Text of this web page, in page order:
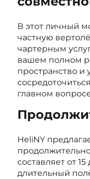
В этот личный
частную
чартерным
вашем полном
пространство и
главном
HeliNY
составляет от
длительный